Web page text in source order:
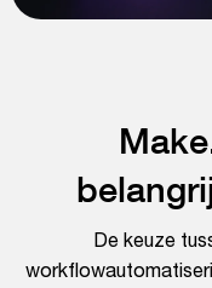
De keuze